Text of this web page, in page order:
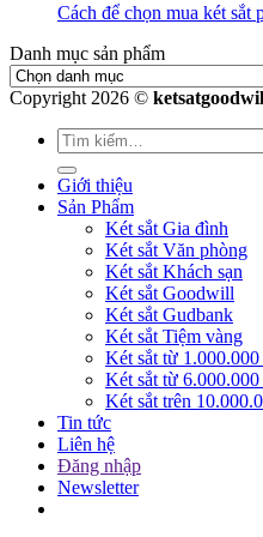
Cách để chọn mua két sắt
Danh mục sản phẩm
Copyright 2026 ©
Giới thiệu
Sản Phẩm
Két sắt Gia đình
Két sắt Văn phòng
Két sắt Khách sạn
Két sắt Goodwill
Két sắt Gudbank
Két sắt Tiệm vàng
Két sắt từ
Két sắt từ
Két sắt trên
Tin tức
Liên hệ
Đăng nhập
Newsletter